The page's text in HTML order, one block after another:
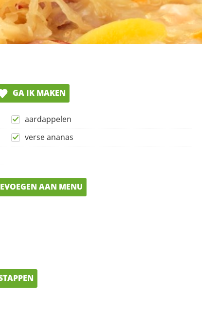
GA IK MAKEN
aardappelen
verse ananas
AAN MENU